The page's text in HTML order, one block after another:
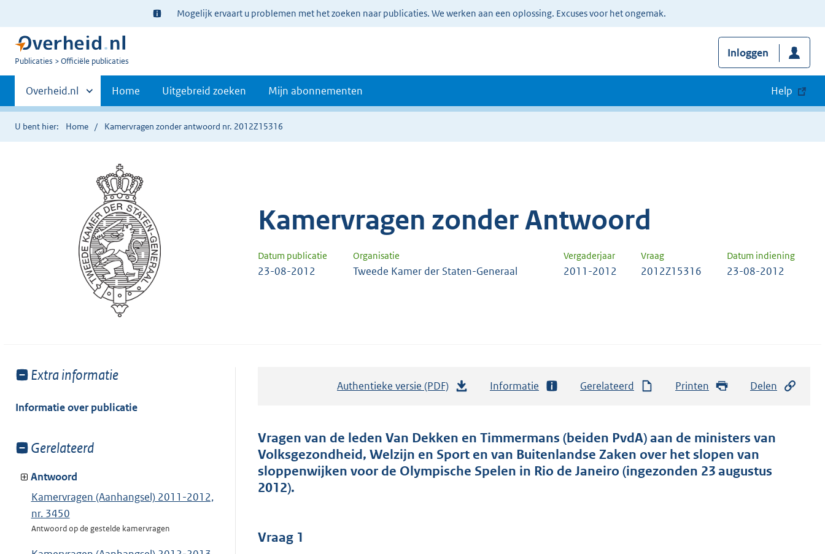
Ter
informatie:
Mogelijk ervaart u problemen met het zoeken naar publicaties. We werken aan een oplossing. Excuses voor het ongemak.
U
Publicaties Officiële publicaties
Inloggen
Primaire
navigatie
Andere
sites
binnen
Overheid.nl Home Uitgebreid zoeken Mijn abonnementen Help
U bent hier: Home Kamervragen zonder antwoord nr. 2012Z15316
Kamervragen zonder Antwoord
Datum publicatie Organisatie Vergaderjaar Vraag Datum indiening
23-08-2012 Tweede Kamer der Staten-Generaal 2011-2012 2012Z15316 23-08-2012
Toon
van:
Extra informatie
Informatie over publicatie
Toon
van:
Gerelateerd
Antwoord
Kamervragen (Aanhangsel) 2011-2012,
nr. 3450
Antwoord op de gestelde kamervragen
Authentieke versie (PDF)
t
a
n
Informatie Gerelateerd Printen Delen
Vragen van de leden Van Dekken en Timmermans (beiden PvdA) aan de ministers van
Volksgezondheid, Welzijn en Sport en van Buitenlandse Zaken over het slopen van
sloppenwijken voor de Olympische Spelen in Rio de Janeiro (ingezonden 23 augustus
2012).
Vraag 1